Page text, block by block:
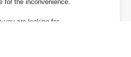
for the inconvenience.
you are looking for